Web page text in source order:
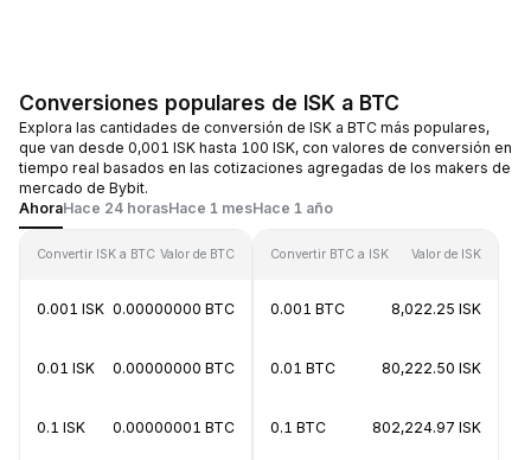
Conversiones populares de ISK a BTC
Explora las cantidades de conversión de ISK a BTC más populares,
que van desde 0,001 ISK hasta 100 ISK, con valores de conversión en
tiempo real basados en las cotizaciones agregadas de los makers de
mercado de Bybit.
AhoraHace 24 horasHace 1 mesHace 1 año
Convertir ISK a BTC Valor de BTC
0.001 ISK 0.00000000 BTC
0.01 ISK 0.00000000 BTC
0.1 ISK 0.00000001 BTC
Convertir BTC a ISK Valor de ISK
0.001 BTC 8,022.25 ISK
0.01 BTC 80,222.50 ISK
0.1 BTC 802,224.97 ISK